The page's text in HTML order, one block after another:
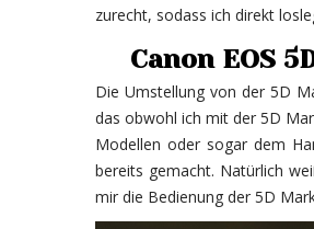
zurecht, sodass ich direkt
Canon EOS
Die Umstellung von der 5D
das obwohl ich mit der 5D
Modellen oder sogar dem
bereits gemacht. Natürlich
mir die Bedienung der 5D